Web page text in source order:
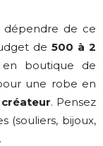
dépendre de ce
de500 à 2
en boutique de
une robe en
créateur. Pensez
(souliers, bijoux,
.